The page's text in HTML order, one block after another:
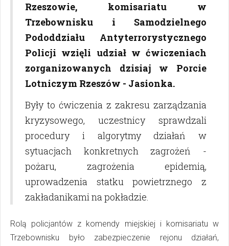
Rzeszowie, komisariatu w
Trzebownisku i Samodzielnego
Pododdziału Antyterrorystycznego
Policji wzięli udział w ćwiczeniach
zorganizowanych dzisiaj w Porcie
Lotniczym Rzeszów - Jasionka.
Były to ćwiczenia z zakresu zarządzania
kryzysowego, uczestnicy sprawdzali
procedury i algorytmy działań w
sytuacjach konkretnych zagrożeń -
pożaru, zagrożenia epidemią,
uprowadzenia statku powietrznego z
zakładanikami na pokładzie.
Rolą policjantów z komendy miejskiej i komisariatu w
Trzebownisku było zabezpieczenie rejonu działań,